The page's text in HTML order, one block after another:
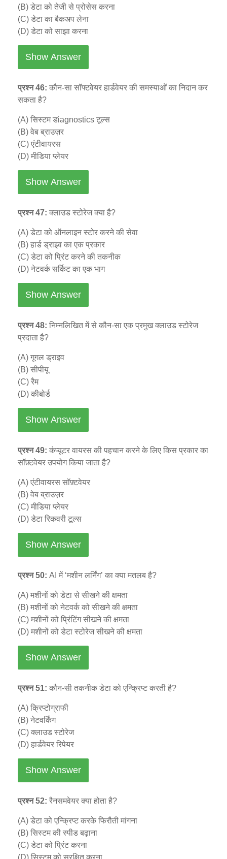
(B) डेटा को तेजी से प्रोसेस करना
(C) डेटा का बैकअप लेना
(D) डेटा को साझा करना
Show Answer
प्रश्न 46: कौन-सा सॉफ्टवेयर हार्डवेयर की समस्याओं का निदान कर
सकता है?
(A) सिस्टम डiagnostics टूल्स
(B) वेब ब्राउज़र
(C) एंटीवायरस
(D) मीडिया प्लेयर
Show Answer
प्रश्न 47: क्लाउड स्टोरेज क्या है?
(A) डेटा को ऑनलाइन स्टोर करने की सेवा
(B) हार्ड ड्राइव का एक प्रकार
(C) डेटा को प्रिंट करने की तकनीक
(D) नेटवर्क सर्किट का एक भाग
Show Answer
प्रश्न 48: निम्नलिखित में से कौन-सा एक प्रमुख क्लाउड स्टोरेज
प्रदाता है?
(A) गूगल ड्राइव
(B) सीपीयू
(C) रैम
(D) कीबोर्ड
Show Answer
प्रश्न 49: कंप्यूटर वायरस की पहचान करने के लिए किस प्रकार का
सॉफ़्टवेयर उपयोग किया जाता है?
(A) एंटीवायरस सॉफ़्टवेयर
(B) वेब ब्राउज़र
(C) मीडिया प्लेयर
(D) डेटा रिकवरी टूल्स
Show Answer
प्रश्न 50: AI में ‘मशीन लर्निंग’ का क्या मतलब है?
(A) मशीनों को डेटा से सीखने की क्षमता
(B) मशीनों को नेटवर्क को सीखने की क्षमता
(C) मशीनों को प्रिंटिंग सीखने की क्षमता
(D) मशीनों को डेटा स्टोरेज सीखने की क्षमता
Show Answer
प्रश्न 51: कौन-सी तकनीक डेटा को एन्क्रिप्ट करती है?
(A) क्रिप्टोग्राफी
(B) नेटवर्किंग
(C) क्लाउड स्टोरेज
(D) हार्डवेयर रिपेयर
Show Answer
प्रश्न 52: रैनसमवेयर क्या होता है?
(A) डेटा को एन्क्रिप्ट करके फिरौती मांगना
(B) सिस्टम की स्पीड बढ़ाना
(C) डेटा को प्रिंट करना